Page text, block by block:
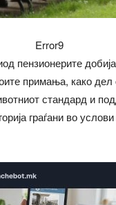
Error9
пензионерите
примања, како дел
стандард и
граѓани во